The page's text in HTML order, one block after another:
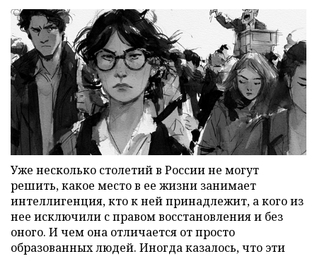
Уже несколько столетий в России не могут
решить, какое место в ее жизни занимает
интеллигенция, кто к ней принадлежит, а кого из
нее исключили с правом восстановления и без
оного. И чем она отличается от просто
образованных людей. Иногда казалось, что эти